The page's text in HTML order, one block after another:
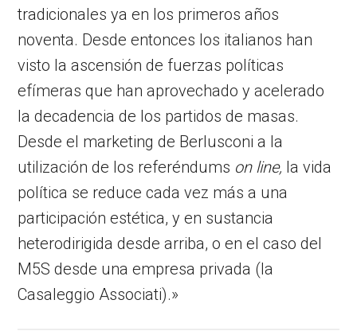
tradicionales ya en los primeros años
noventa. Desde entonces los italianos han
visto la ascensión de fuerzas políticas
efímeras que han aprovechado y acelerado
la decadencia de los partidos de masas.
Desde el marketing de Berlusconi a la
utilización de los referéndums on line, la vida
política se reduce cada vez más a una
participación estética, y en sustancia
heterodirigida desde arriba, o en el caso del
M5S desde una empresa privada (la
Casaleggio Associati).»